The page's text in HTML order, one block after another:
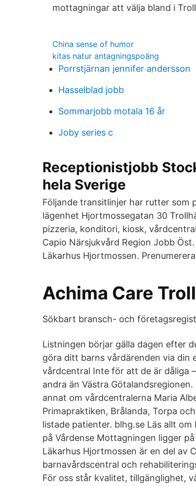
mottagningar att välja bland i
China sense of humor
kitas natur antagningspoäng
Porrstjärnan jennifer andersson
Hasselblad jobb
Sommarjobb motala 16 år
Joby series c
Receptionistjobb
hela Sverige
Följande transitlinjer har rutter som
lägenhet Hjortmossegatan 30
pizzeria, konditori, kiosk,
Capio Närsjukvård Region Jobb
Läkarhus Hjortmossen.
Achima Care
Sökbart bransch- och
Listningen börjar gälla dagen efter
göra ditt barns vårdärenden via din
vårdcentral Inte för att de är dåliga
andra än Västra
annat om vårdcentralerna Maria
Primapraktiken, Brålanda, Torpa
listade patienter. blhg.se Läs allt
på Vårdense Mottagningen ligger
Läkarhus Hjortmossen är en del av
barnavårdscentral och
För oss står kvalitet, tillgänglighet,